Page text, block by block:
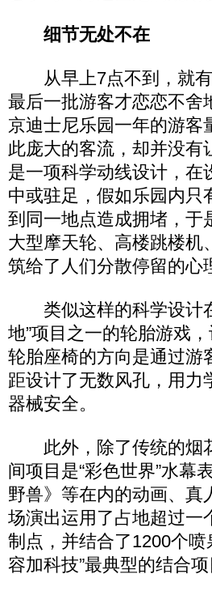
细节无处不在
从早上7点不到，就有
最后一批游客才恋恋不舍
京迪士尼乐园一年的游客
此庞大的客流，却并没有
是一项科学动线设计，在
中或驻足，假如乐园内只
到同一地点造成拥堵，于
大型摩天轮、高楼跳楼机
筑给了人们分散停留的心
类似这样的科学设计在
地”项目之一的轮胎游戏
轮胎座椅的方向是通过游
距设计了无数风孔，用力
器械安全。
此外，除了传统的烟
间项目是“彩色世界”水幕
野兽》等在内的动画、真
场演出运用了占地超过一
制点，并结合了1200个
容加科技”最典型的结合项